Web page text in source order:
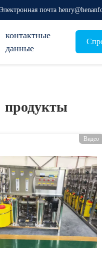
почта
контактные
данные
продукты
Видео